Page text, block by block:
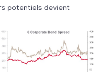
potentiels devient